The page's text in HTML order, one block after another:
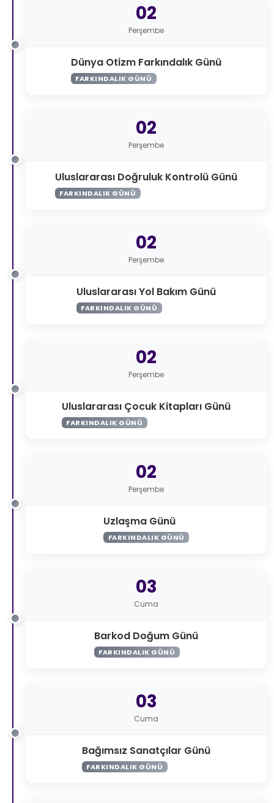
02
Perşembe
Dünya Otizm Farkındalık Günü
FARKINDALIK GÜNÜ
02
Perşembe
Uluslararası Doğruluk Kontrolü Günü
FARKINDALIK GÜNÜ
02
Perşembe
Uluslararası Yol Bakım Günü
FARKINDALIK GÜNÜ
02
Perşembe
Uluslararası Çocuk Kitapları Günü
FARKINDALIK GÜNÜ
02
Perşembe
Uzlaşma Günü
FARKINDALIK GÜNÜ
03
Cuma
Barkod Doğum Günü
FARKINDALIK GÜNÜ
03
Cuma
Bağımsız Sanatçılar Günü
FARKINDALIK GÜNÜ